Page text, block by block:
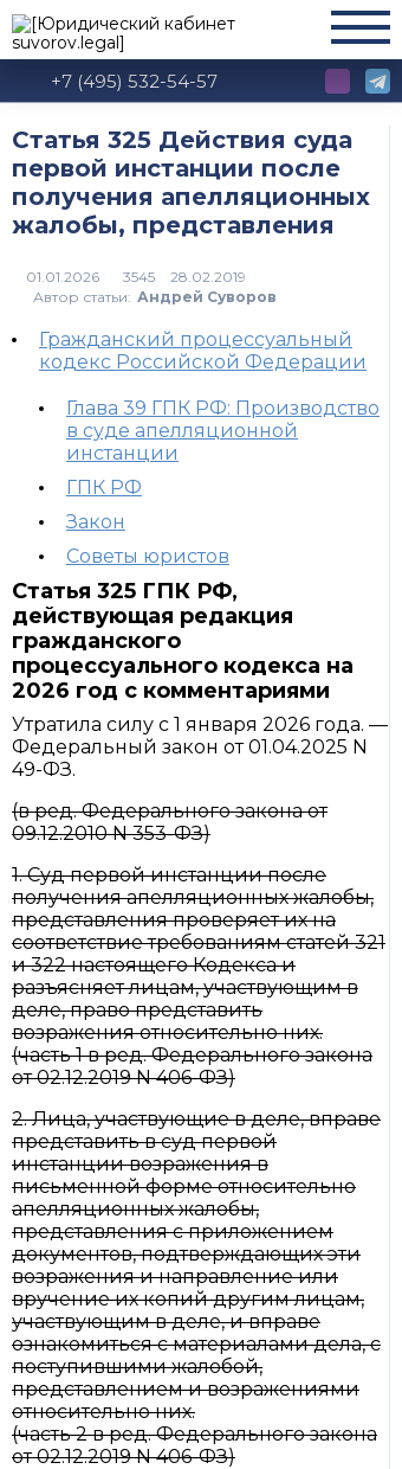
+7 (495) 532-54-57
Статья 325 Действия суда
первой инстанции после
получения апелляционных
жалобы, представления
01.01.2026
3545
Автор статьи: Андрей Суворов
Гражданский процессуальный
кодекс Российской Федерации
Глава 39 ГПК РФ: Производство
в суде апелляционной
инстанции
ГПК РФ
Закон
Советы юристов
Статья 325 ГПК РФ,
действующая редакция
гражданского
процессуального кодекса на
2026 год с комментариями
Утратила силу с 1 января 2026 года. —
Федеральный закон от 01.04.2025 N
49-ФЗ.
(в ред. Федерального закона от
09.12.2010 N 353-ФЗ)
1. Суд первой инстанции после
получения апелляционных жалобы,
представления проверяет их на
соответствие требованиям статей 321
и 322 настоящего Кодекса и
разъясняет лицам, участвующим в
деле, право представить
возражения относительно них.
(часть 1 в ред. Федерального закона
от 02.12.2019 N 406-ФЗ)
2. Лица, участвующие в деле, вправе
представить в суд первой
инстанции возражения в
письменной форме относительно
апелляционных жалобы,
представления с приложением
документов, подтверждающих эти
возражения и направление или
вручение их копий другим лицам,
участвующим в деле, и вправе
ознакомиться с материалами дела, с
поступившими жалобой,
представлением и возражениями
относительно них.
(часть 2 в ред. Федерального закона
от 02.12.2019 N 406-ФЗ)